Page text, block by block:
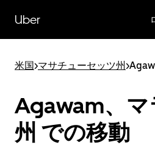
Uber
米国>マサチューセッツ州>
Agawam、マ
州 での移動